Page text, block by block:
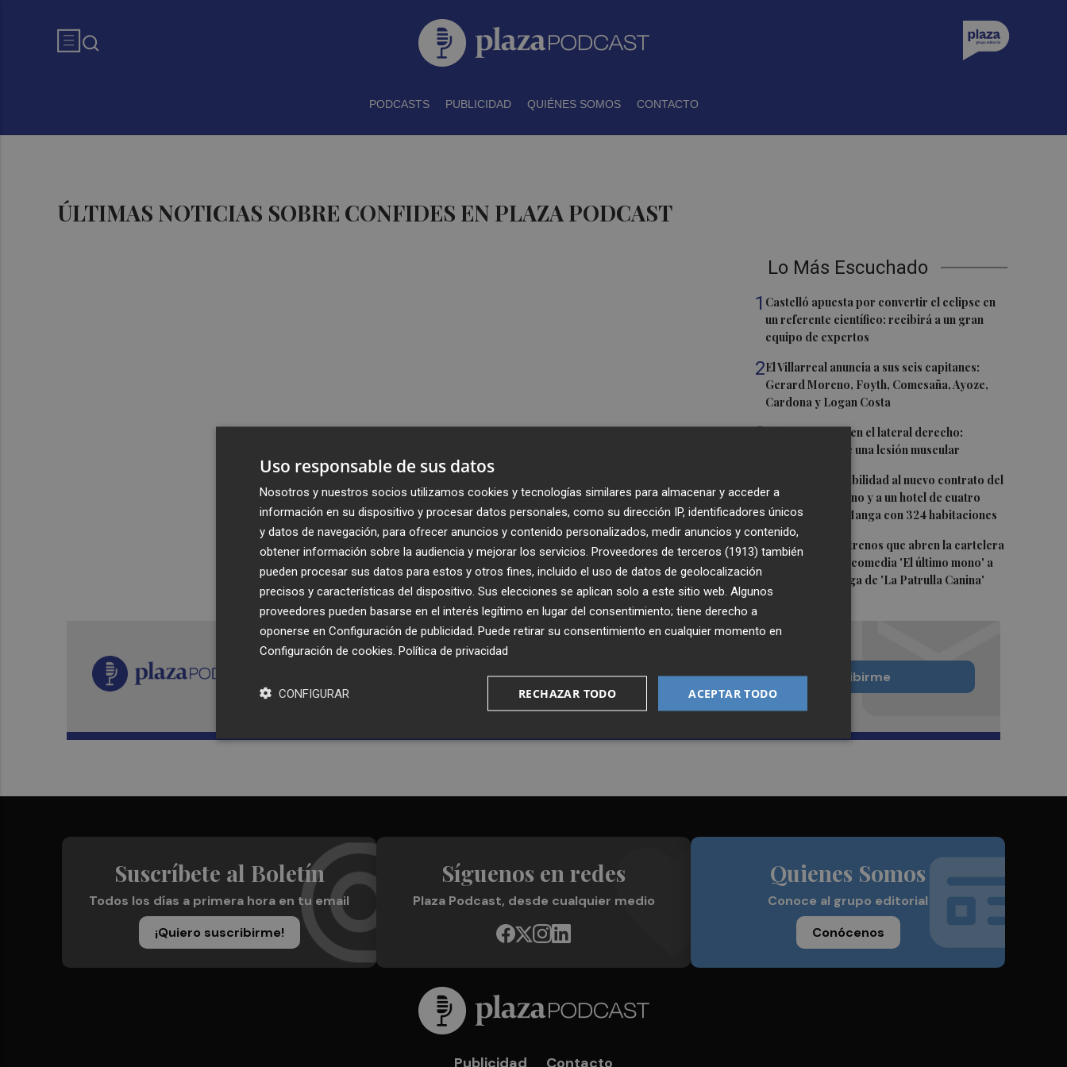
PODCASTS PUBLICIDAD QUIÉNES SOMOS CONTACTO
ÚLTIMAS NOTICIAS SOBRE CONFIDES EN PLAZA PODCAST
Lo Más Escuchado
1 Castelló apuesta por convertir el eclipse en
un referente científico: recibirá a un gran
equipo de expertos
2El Villarreal anuncia a sus seis capitanes:
Gerard Moreno, Foyth, Comesaña, Ayoze,
Cardona y Logan Costa
3Más problemas en el lateral derecho:
Monferrer sufre una lesión muscular
San Javier da viabilidad al nuevo contrato del
transporte urbano y a un hotel de cuatro
estrellas en La Manga con 324 habitaciones
5 Estos son los estrenos que abren la cartelera
en agosto: de la comedia 'El último mono' a
una nueva entrega de 'La Patrulla Canina'
Recibe toda la actualidad de
Plaza Podcast en tu correo
Quiero suscribirme
Suscríbete al Boletín
Todos los días a primera hora en tu email
¡Quiero suscribirme!
Síguenos en redes
Plaza Podcast, desde cualquier medio
Quienes Somos
Conoce al grupo editorial
Conócenos
Publicidad Contacto
Uso responsable de sus datos
Nosotros y nuestros socios utilizamos cookies y tecnologías similares para almacenar y acceder a
información en su dispositivo y procesar datos personales, como su dirección IP, identificadores únicos
y datos de navegación, para ofrecer anuncios y contenido personalizados, medir anuncios y contenido,
obtener información sobre la audiencia y mejorar los servicios. Proveedores de terceros (1913) también
pueden procesar sus datos para estos y otros fines, incluido el uso de datos de geolocalización
precisos y características del dispositivo. Sus elecciones se aplican solo a este sitio web. Algunos
proveedores pueden basarse en el interés legítimo en lugar del consentimiento; tiene derecho a
oponerse en Configuración de publicidad . Puede retirar su consentimiento en cualquier momento en
Configuración de cookies Política de privacidad
ACEPTAR TODO
RECHAZAR TODO
CONFIGURAR